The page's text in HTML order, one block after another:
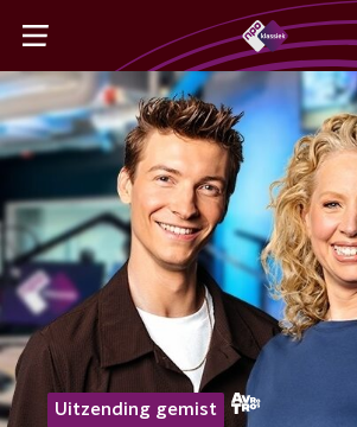
Uitzending gemist